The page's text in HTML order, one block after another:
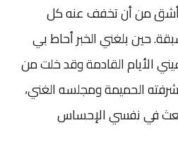
أشق من أن تخفف عنه كل
حين بلغني الخبر أحاط بي
الأيام القادمة وقد خلت من
الحميمة ومجلسه الغني،
في نفسي الإحساس